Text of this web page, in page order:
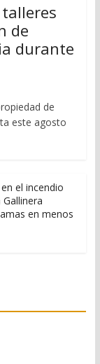
de
durante
de
este agosto
el incendio
en menos